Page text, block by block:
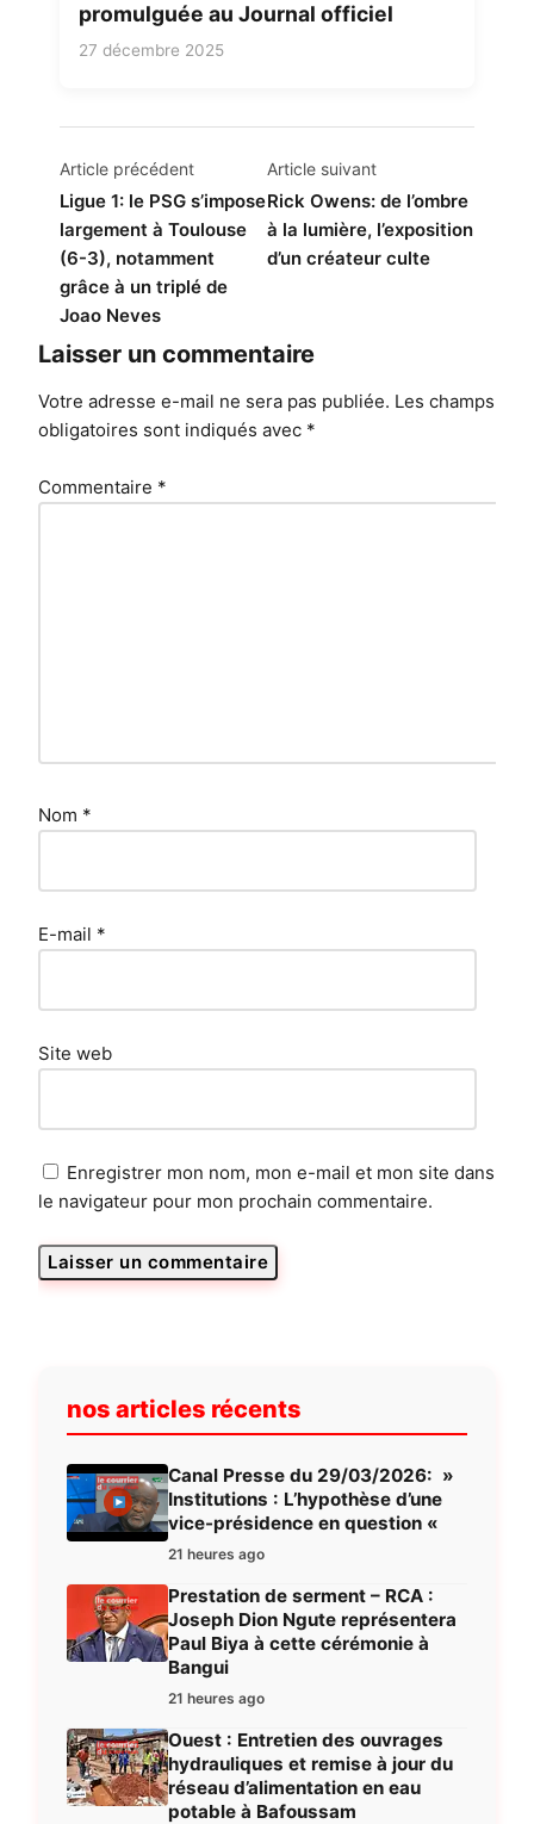
promulguée au Journal officiel
27 décembre 2025
Navigation
de
l’article
Article précédent
Ligue 1: le PSG s’impose
largement à Toulouse
(6-3), notamment
grâce à un triplé de
Joao Neves
Article suivant
Rick Owens: de l’ombre
à la lumière, l’exposition
d’un créateur culte
Laisser un commentaire
Votre adresse e-mail ne sera pas publiée. Les champs
obligatoires sont indiqués avec *
Commentaire *
Nom *
E-mail *
Site web
Enregistrer mon nom, mon e-mail et mon site dans
le navigateur pour mon prochain commentaire.
nos articles récents
Canal Presse du 29/03/2026: »
Institutions : L’hypothèse d’une
vice-présidence en question «
21 heures ago
Prestation de serment – RCA :
Joseph Dion Ngute représentera
Paul Biya à cette cérémonie à
Bangui
21 heures ago
Ouest : Entretien des ouvrages
hydrauliques et remise à jour du
réseau d’alimentation en eau
potable à Bafoussam